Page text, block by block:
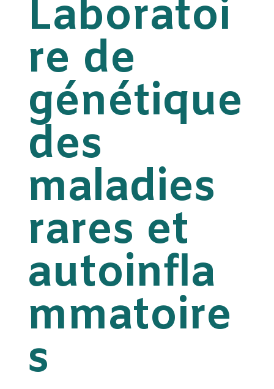
Laboratoi
re de
génétique
des
maladies
rares et
autoinfla
mmatoire
s